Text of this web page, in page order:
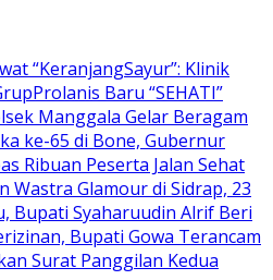
“KeranjangSayur”: Klinik
Baru “SEHATI”
Manggala Gelar Beragam
ke-65 di Bone, Gubernur
Ribuan Peserta Jalan Sehat
Wastra Glamour di Sidrap, 23
Bupati Syaharuudin Alrif Beri
Bupati Gowa Terancam
Surat Panggilan Kedua